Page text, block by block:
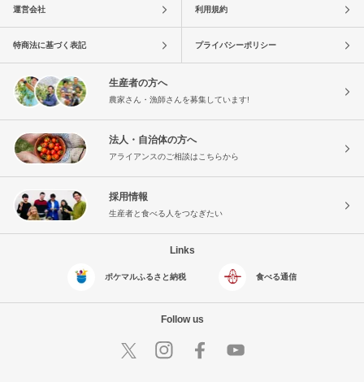
運営会社 利用規約
特商法に基づく表記 プライバシーポリシー
生産者の方へ
農家さん・漁師さんを募集しています!
法人・自治体の方へ
アライアンスのご相談はこちらから
採用情報
生産者と食べる人をつなぎたい
Links
ポケマルふるさと納税 食べる通信
Follow us